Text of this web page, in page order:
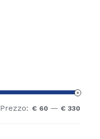
Prezzo: € 60 — € 330